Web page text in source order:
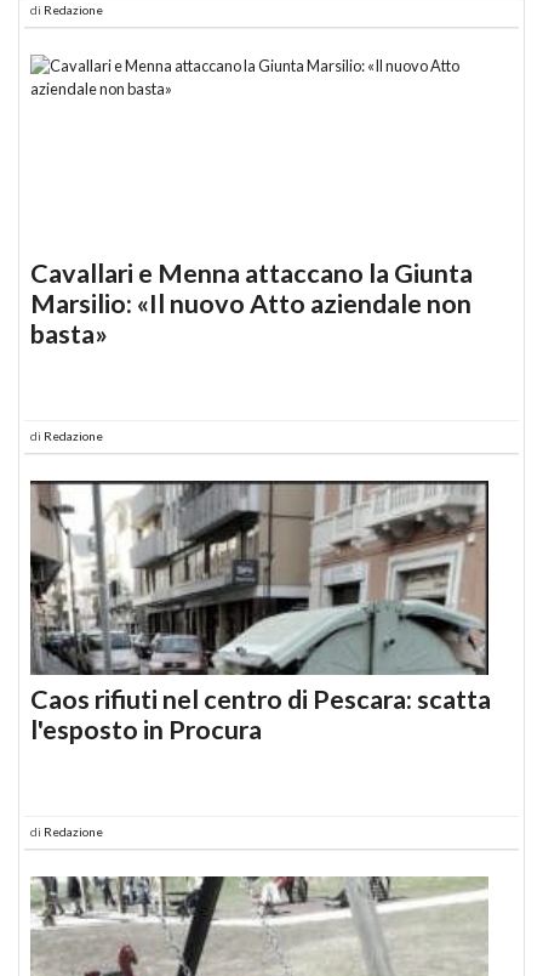
di Redazione
Cavallari e Menna attaccano la Giunta
Marsilio: «Il nuovo Atto aziendale non
basta»
di Redazione
Caos rifiuti nel centro di Pescara: scatta
l'esposto in Procura
di Redazione